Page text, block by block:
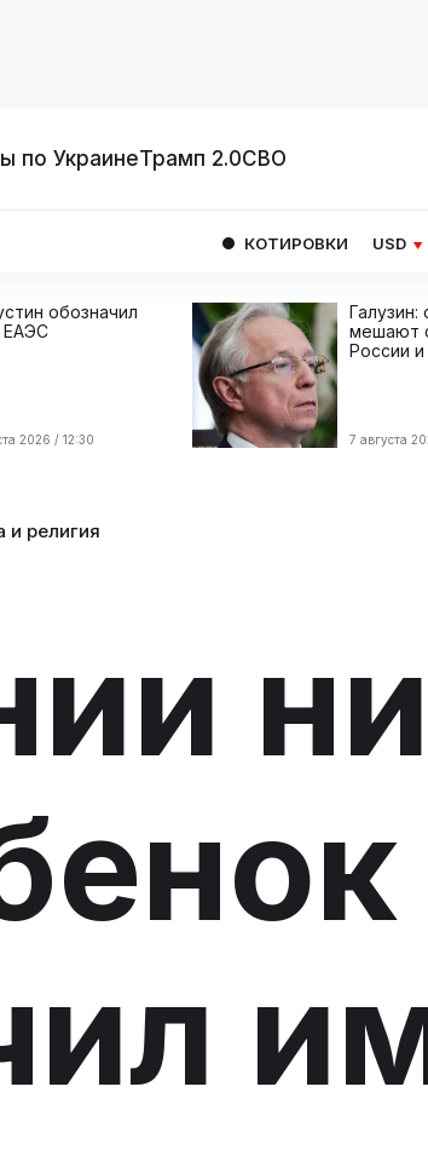
по УкраинеТрамп 2.0СВО
КОТИРОВКИ USD 08/08
обозначил
ЕАЭС
2026 / 12:30
Галузин:
мешают
России и
7 августа
и религия
ни